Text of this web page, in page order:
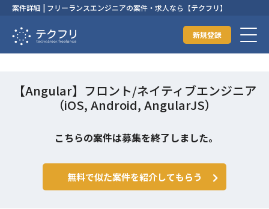
案件詳細 | フリーランスエンジニアの案件・求人なら【テクフリ】
新規登録
【Angular】フロント/ネイティブエンジニア
（iOS, Android, AngularJS）
こちらの案件は募集を終了しました。
無料で似た案件を紹介してもらう